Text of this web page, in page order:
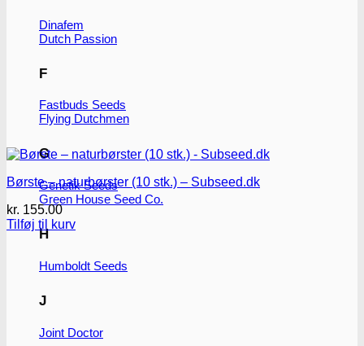
Dinafem
Dutch Passion
F
Fastbuds Seeds
Flying Dutchmen
G
Genetik Seeds
Green House Seed Co.
H
Humboldt Seeds
J
Joint Doctor
Børste – naturbørster (10 stk.) – Subseed.dk
kr. 155.00
Tilføj til kurv